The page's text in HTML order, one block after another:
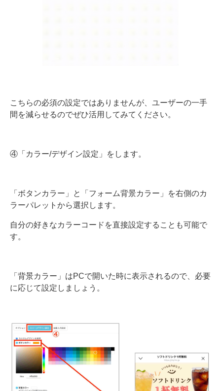
こちらの必須の設定ではありませんが、ユーザーの一手
間を減らせるのでぜひ活用してみてください。
④「カラー/デザイン設定」をします。
「ボタンカラー」と「フォーム背景カラー」を右側のカ
ラーパレットから選択します。
自分の好きなカラーコードを直接設定することも可能で
す。
「背景カラー」はPCで開いた時に表示されるので、必要
に応じて設定しましょう。